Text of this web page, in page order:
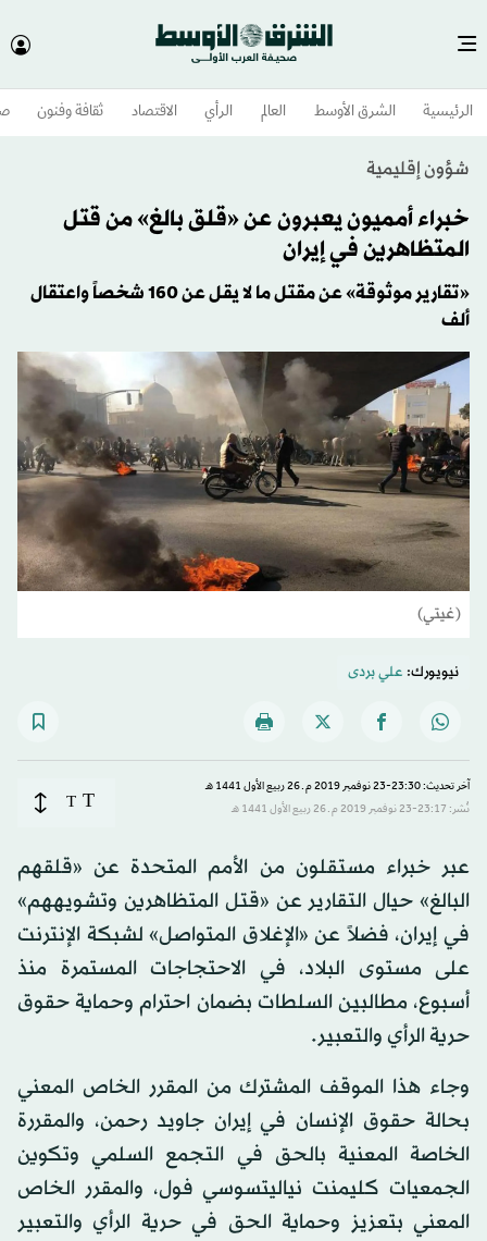
الرئيسية الشرق الأوسط​ العالم الرأي الاقتصاد ثقافة وفنون
شؤون إقليمية
خبراء أمميون يعبرون عن «قلق بالغ» من قتل
المتظاهرين في إيران
«تقارير موثوقة» عن مقتل ما لا يقل عن 160 شخصاً واعتقال
ألف
(غيتي)
نيويورك: علي بردى
آخر تحديث: 23:30-23 نوفمبر 2019 م ـ 26 ربيع الأول 1441 هـ
نُشر: 23:17-23 نوفمبر 2019 م ـ 26 ربيع الأول 1441 هـ
T
T
عبر خبراء مستقلون من الأمم المتحدة عن «قلقهم
البالغ» حيال التقارير عن «قتل المتظاهرين وتشويههم»
في إيران، فضلاً عن «الإغلاق المتواصل» لشبكة الإنترنت
على مستوى البلاد، في الاحتجاجات المستمرة منذ
أسبوع، مطالبين السلطات بضمان احترام وحماية حقوق
حرية الرأي والتعبير.
وجاء هذا الموقف المشترك من المقرر الخاص المعني
بحالة حقوق الإنسان في إيران جاويد رحمن، والمقررة
الخاصة المعنية بالحق في التجمع السلمي وتكوين
الجمعيات كليمنت نياليتسوسي فول، والمقرر الخاص
المعني بتعزيز وحماية الحق في حرية الرأي والتعبير